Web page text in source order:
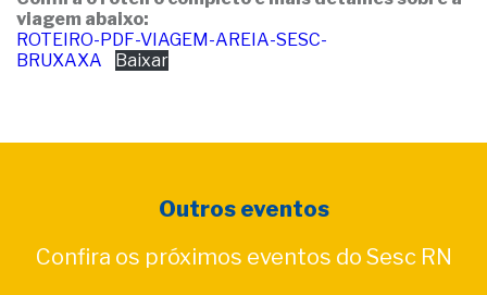
viagem abaixo:
ROTEIRO-PDF-VIAGEM-AREIA-SESC-
BRUXAXA
Baixar
Outros eventos
Confira os próximos eventos do Sesc RN